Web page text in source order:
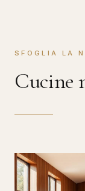
SFOGLIA LA
Cucine